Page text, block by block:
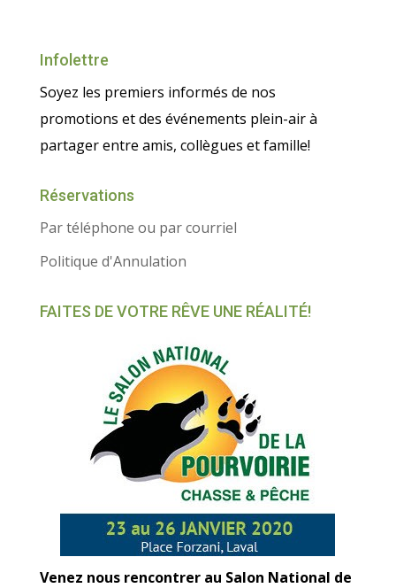
Infolettre
Soyez les premiers informés de nos
promotions et des événements plein-air à
partager entre amis, collègues et famille!
Réservations
Par téléphone ou par courriel
Politique d'Annulation
FAITES DE VOTRE RÊVE UNE RÉALITÉ!
Venez nous rencontrer au Salon National de